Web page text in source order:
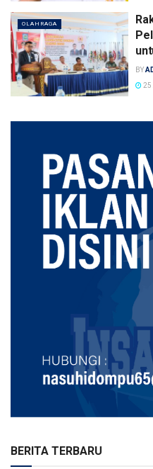
OLAHRAGA
BY
25
BERITA TERBARU